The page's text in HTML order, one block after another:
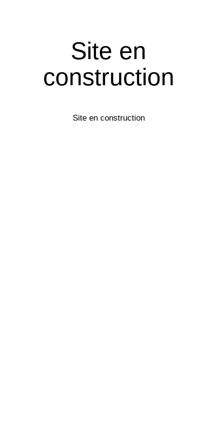
Site en
construction
Site en construction